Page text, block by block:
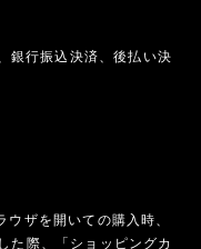
銀行振込決済、後払い決
ザを開いての購入時、
た際、「ショッピングカ